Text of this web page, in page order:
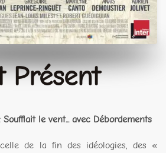
Présent
le vent... avec Débordements
de la fin des idéologies, des «